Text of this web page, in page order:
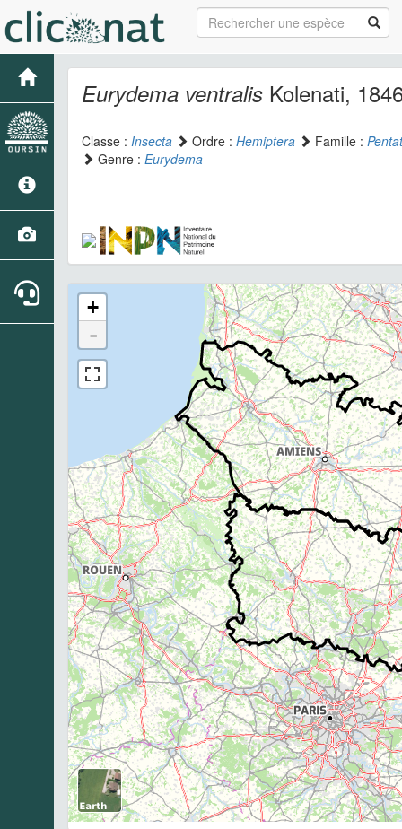
Eurydema ventralis Kolenati,
Classe : Insecta Ordre : Hemiptera Famille :
Genre : Eurydema
+
-